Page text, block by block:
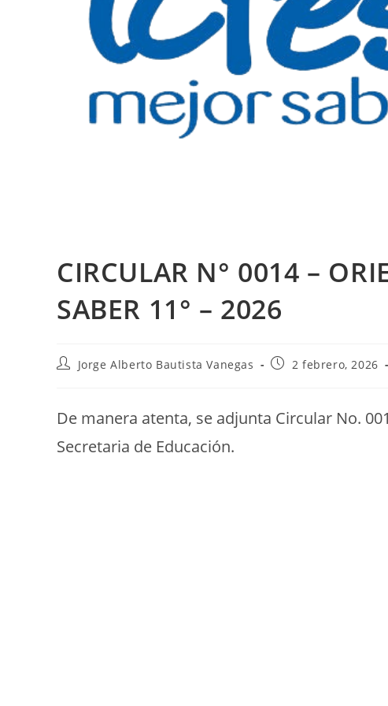
CIRCULAR N° 0014 –
SABER 11° – 2026
Jorge Alberto Bautista Vanegas 2 febrero, 2026
De manera atenta, se adjunta Circular No.
Secretaria de Educación.